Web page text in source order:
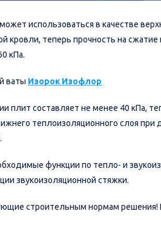
может использоваться в качестве
кровли, теперь прочность на сжатие
кПа.
ваты Изорок Изофлор
плит составляет не менее 40 кПа,
теплоизоляционного слоя при
функции по тепло- и
звукоизоляционной стяжки.
строительным нормам решения!